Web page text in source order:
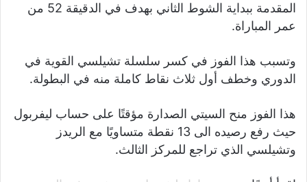
المقدمة ببداية الشوط الثاني بهدف في الدقيقة 52 من
عمر المباراة.
وتسبب هذا الفوز في كسر سلسلة تشيلسي القوية في
الدوري وخطف أول ثلاث نقاط كاملة منه في البطولة.
هذا الفوز منح السيتي الصدارة مؤقتًا على حساب ليفربول
حيث رفع رصيده الى 13 نقطة متساويًا مع الريدز
وتشيلسي الذي تراجع للمركز الثالث.